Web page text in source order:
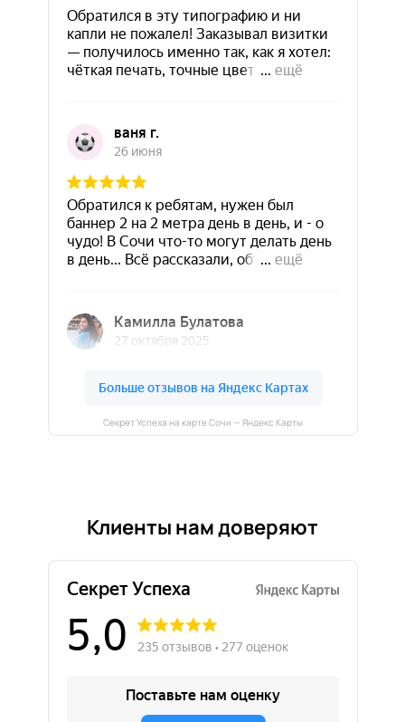
Секрет Успеха на карте Сочи — Яндекс Карты
Клиенты нам доверяют